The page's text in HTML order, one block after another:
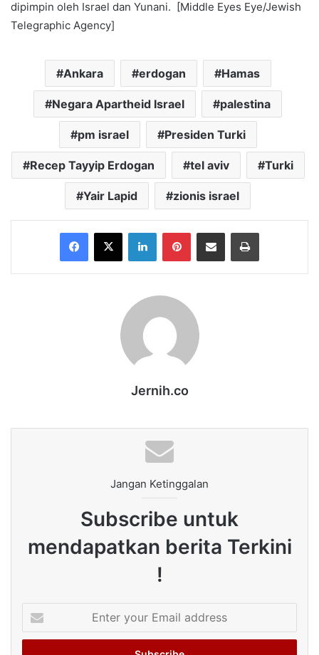
dipimpin oleh Israel dan Yunani. [Middle Eyes Eye/Jewish
Telegraphic Agency]
Ankara erdogan Hamas
Negara Apartheid Israel palestina
pm israel Presiden Turki
Recep Tayyip Erdogan tel aviv Turki
Yair Lapid zionis israel
Facebook
X LinkedInPinterestShare via Email Print
Jernih.co
Jangan Ketinggalan
Subscribe untuk
mendapatkan berita Terkini
!
your
Email